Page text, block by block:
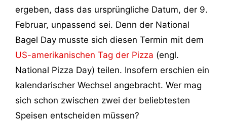
ergeben, dass das ursprüngliche Datum, der 9.
Februar, unpassend sei. Denn der National
Bagel Day musste sich diesen Termin mit dem
US-amerikanischen Tag der Pizza (engl.
National Pizza Day) teilen. Insofern erschien ein
kalendarischer Wechsel angebracht. Wer mag
sich schon zwischen zwei der beliebtesten
Speisen entscheiden müssen?